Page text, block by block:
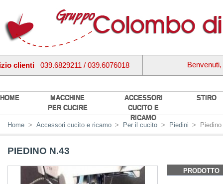
HOME
MACCHINE
PER CUCIRE
ACCESSORI
CUCITO E
RICAMO
STIRO
clienti 039.6829211 / 039.6076018 Benvenuti,
Home > Accessori cucito e ricamo > Per il cucito > Piedini >
PIEDINO N.43
PRODOTTO